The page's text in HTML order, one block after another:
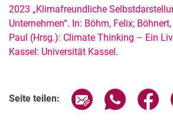
2023 „Klimafreundliche
Unternehmen“. In: Böhm, Felix;
Paul (Hrsg.): Climate Thinking – Ein
Kassel: Universität Kassel.
Seite teilen: Seite über E-Mail
Seite